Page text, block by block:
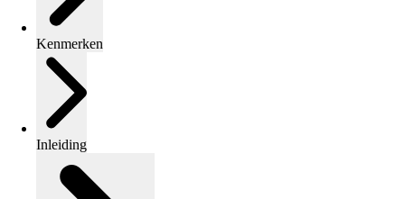
Kenmerken
Inleiding